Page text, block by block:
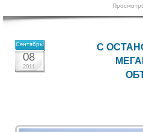
Сентябрь
08
2011
С